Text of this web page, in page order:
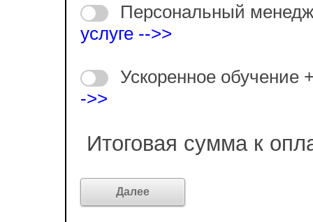
Персональный
услуге -->>
Ускоренное обучение
->>
Итоговая сумма к